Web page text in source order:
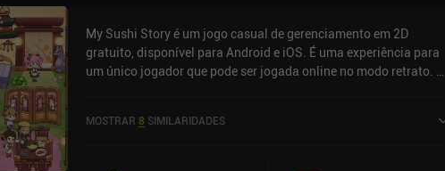
My Sushi Story é um jogo casual de gerenciamento em 2D
gratuito, disponível para Android e iOS. É uma experiência para
um único jogador que pode ser jogada online no modo retrato. O
Store do iOS.
MOSTRAR 8 SIMILARIDADES